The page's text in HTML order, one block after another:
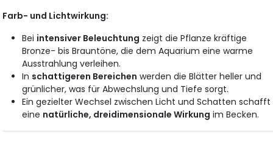
Farb- und Lichtwirkung:
Bei intensiver Beleuchtung zeigt die Pflanze kräftige
Bronze- bis Brauntöne, die dem Aquarium eine warme
Ausstrahlung verleihen.
In schattigeren Bereichen werden die Blätter heller und
grünlicher, was für Abwechslung und Tiefe sorgt.
Ein gezielter Wechsel zwischen Licht und Schatten schafft
eine natürliche, dreidimensionale Wirkung im Becken.